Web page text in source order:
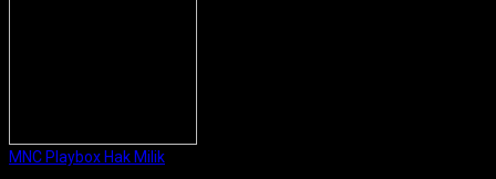
MNC Playbox Hak Milik